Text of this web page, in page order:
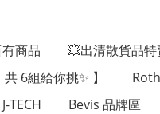
商品 💥出清散貨品特
6組給你挑✨ 】
TECH
Bevis 品牌區